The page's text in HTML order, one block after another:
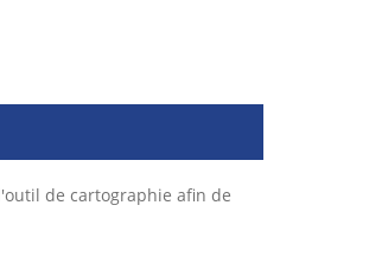
de cartographie afin de